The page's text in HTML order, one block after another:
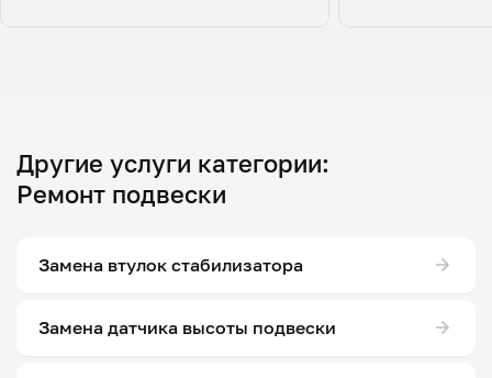
Другие услуги категории:
Ремонт подвески
Замена втулок стабилизатора
Замена датчика высоты подвески